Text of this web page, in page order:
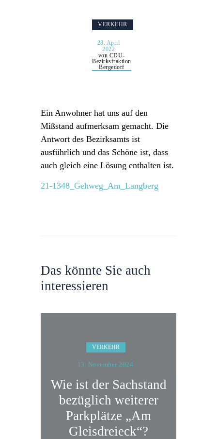
VERKEHR
28. April
2022
von CDU-
Bezirksfraktion
Bergedorf
Ein Anwohner hat uns auf den
Mißstand aufmerksam gemacht. Die
Antwort des Bezirksamts ist
ausführlich und das Schöne ist, dass
auch gleich eine Lösung enthalten ist.
21-1348_Gehweg_Am_Langberg
Das könnte Sie auch
interessieren
VERKEHR
13. November 2024
Wie ist der Sachstand
bezüglich weiterer
Parkplätze „Am
Gleisdreieck“?